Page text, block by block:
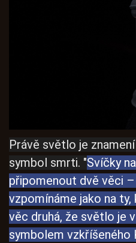
Právě světlo je
symbol smrti. "Svíčky
připomenout dvě věci
vzpomínáme jako na ty,
věc druhá, že světlo je
symbolem vzkříšeného